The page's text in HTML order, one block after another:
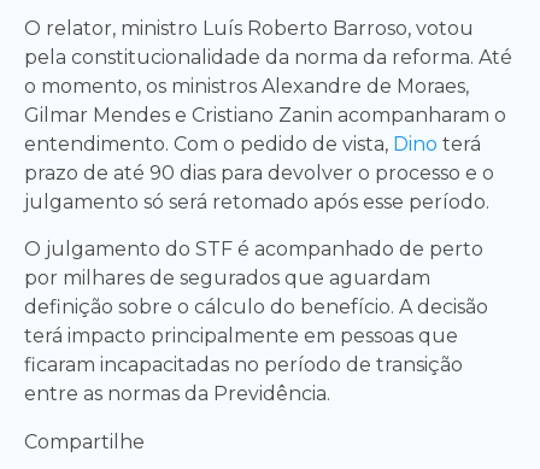
O relator, ministro Luís Roberto Barroso, votou
pela constitucionalidade da norma da reforma. Até
o momento, os ministros Alexandre de Moraes,
Gilmar Mendes e Cristiano Zanin acompanharam o
entendimento. Com o pedido de vista, Dino terá
prazo de até 90 dias para devolver o processo e o
julgamento só será retomado após esse período.
O julgamento do STF é acompanhado de perto
por milhares de segurados que aguardam
definição sobre o cálculo do benefício. A decisão
terá impacto principalmente em pessoas que
ficaram incapacitadas no período de transição
entre as normas da Previdência.
Compartilhe